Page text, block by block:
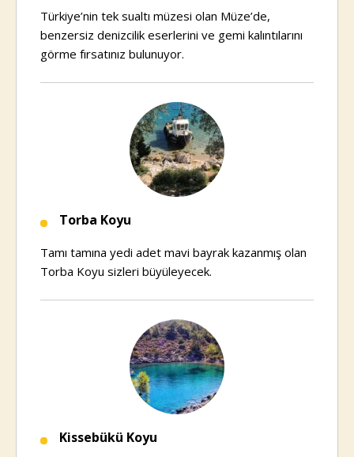
Türkiye’nin tek sualtı müzesi olan Müze’de,
benzersiz denizcilik eserlerini ve gemi kalıntılarını
görme fırsatınız bulunuyor.
Torba Koyu
Tamı tamına yedi adet mavi bayrak kazanmış olan
Torba Koyu sizleri büyüleyecek.
Kissebükü Koyu